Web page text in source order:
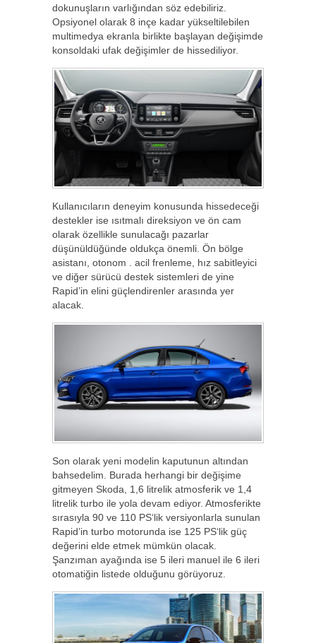
dokunuşların varlığından söz edebiliriz.
Opsiyonel olarak 8 inçe kadar yükseltilebilen
multimedya ekranla birlikte başlayan değişimde
konsoldaki ufak değişimler de hissediliyor.
Kullanıcıların deneyim konusunda hissedeceği
destekler ise ısıtmalı direksiyon ve ön cam
olarak özellikle sunulacağı pazarlar
düşünüldüğünde oldukça önemli. Ön bölge
asistanı, otonom . acil frenleme, hız sabitleyici
ve diğer sürücü destek sistemleri de yine
Rapid’in elini güçlendirenler arasında yer
alacak.
Son olarak yeni modelin kaputunun altından
bahsedelim. Burada herhangi bir değişime
gitmeyen Skoda, 1,6 litrelik atmosferik ve 1,4
litrelik turbo ile yola devam ediyor. Atmosferikte
sırasıyla 90 ve 110 PS‘lik versiyonlarla sunulan
Rapid’in turbo motorunda ise 125 PS‘lik güç
değerini elde etmek mümkün olacak.
Şanzıman ayağında ise 5 ileri manuel ile 6 ileri
otomatiğin listede olduğunu görüyoruz.